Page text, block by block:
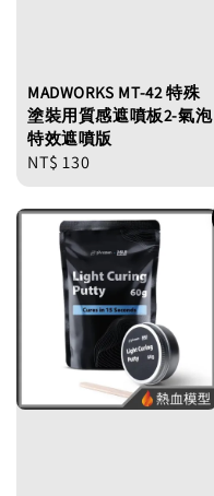
MADWORKS MT-42 特殊
塗裝用質感遮噴板2-氣泡
特效遮噴版
Regular
NT$ 130